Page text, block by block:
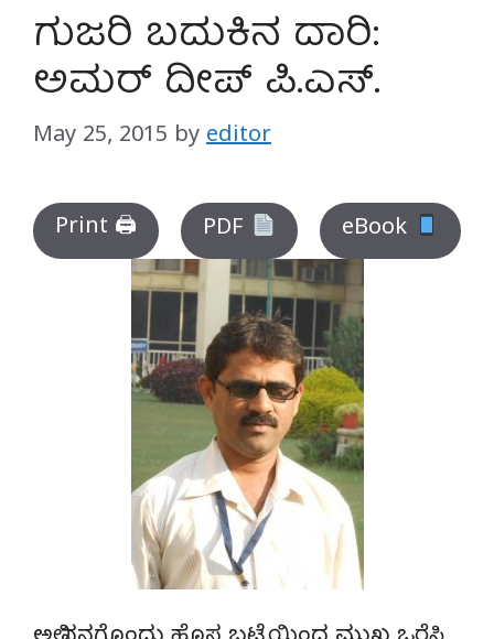
ಗುಜರಿ ಬದುಕಿನ ದಾರಿ:
ಅಮರ್ ದೀಪ್ ಪಿ.ಎಸ್.
May 25, 2015 by editor
Print 🖨 PDF eBook